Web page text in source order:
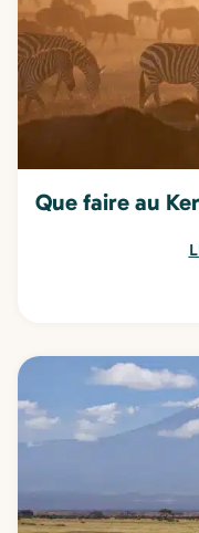
Que faire au